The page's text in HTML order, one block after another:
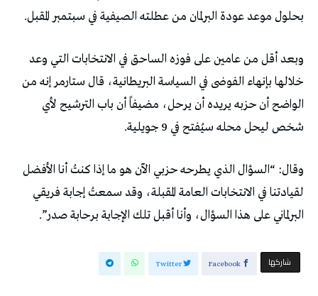
بحلول موعد عودة البرلمان من عطلته الصيفية في سبتمبر المقبل.
وبعد أقل من عامين على فوزه الساحق في الانتخابات التي وعد
خلالها بإنهاء الفوضى في السياسة البريطانية، قال ستارمر إنه من
الواضح أن حزبه يريده أن يرحل، مضيفاً أن باب الترشيح لأي
شخص ليحل محله سيُفتح في 9 جويلية.
وقال: “السؤال الذي يطرحه حزبي الآن هو ما إذا كنتُ أنا الأفضل
لقيادتنا في الانتخابات العامة المقبلة، وقد سمعتُ إجابة فريقي
البرلماني على هذا السؤال، وأنا أقبل تلك الإجابة برحابة صدر”.
‫‫ شاركها‬ Facebook
Twitter